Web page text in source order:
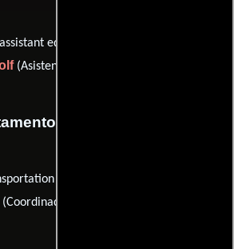
editor (as Steven J. Mirkovich)) y
(Asistente de editor de película)
de transporte
coordinator: New York) y
de transporte)